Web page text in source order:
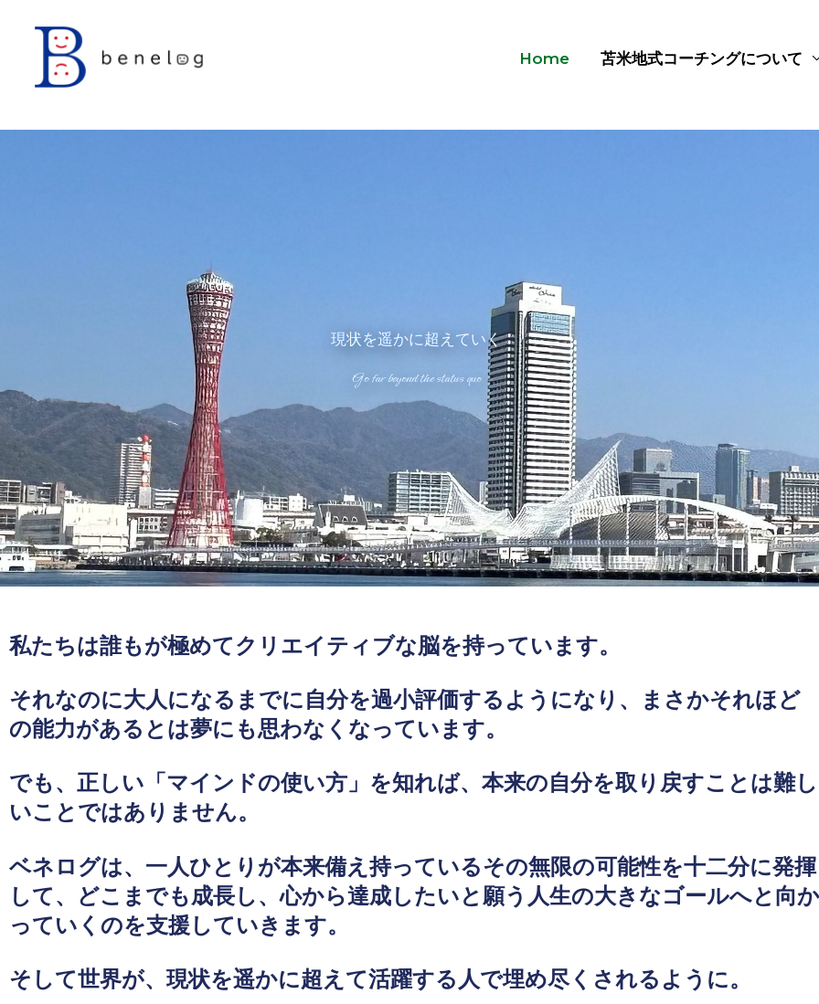
Home 苫米地式コーチングについて
現状を遥かに超えていく
Go far beyond the status quo
私たちは誰もが極めてクリエイティブな脳を持っています。
それなのに大人になるまでに自分を過小評価するようになり、まさかそれほど
の能力があるとは夢にも思わなくなっています。
でも、正しい「マインドの使い方」を知れば、本来の自分を取り戻すことは難し
いことではありません。
ベネログは、一人ひとりが本来備え持っているその無限の可能性を十二分に発揮
して、どこまでも成長し、心から達成したいと願う人生の大きなゴールへと向か
っていくのを支援していきます。
そして世界が、現状を遥かに超えて活躍する人で埋め尽くされるように。